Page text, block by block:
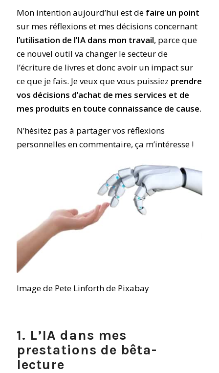
Mon intention aujourd’hui est de faire un point
sur mes réflexions et mes décisions concernant
l’utilisation de l’IA dans mon travail, parce que
ce nouvel outil va changer le secteur de
l’écriture de livres et donc avoir un impact sur
ce que je fais. Je veux que vous puissiez prendre
vos décisions d’achat de mes services et de
mes produits en toute connaissance de cause.
N’hésitez pas à partager vos réflexions
personnelles en commentaire, ça m’intéresse !
Image de Pete Linforthde Pixabay
1. L’IA dans mes
prestations de bêta-
lecture